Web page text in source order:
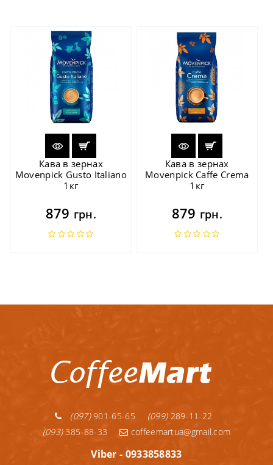
Кава в зернах
Movenpick Gusto Italiano
1кг
879 грн.
Кава в зернах
Movenpick Caffe Crema
1кг
879 грн.
(097)901-65-65 (099)289-11-22
(093)385-88-33 coffeemartua@gmail.com
Viber - 0933858833